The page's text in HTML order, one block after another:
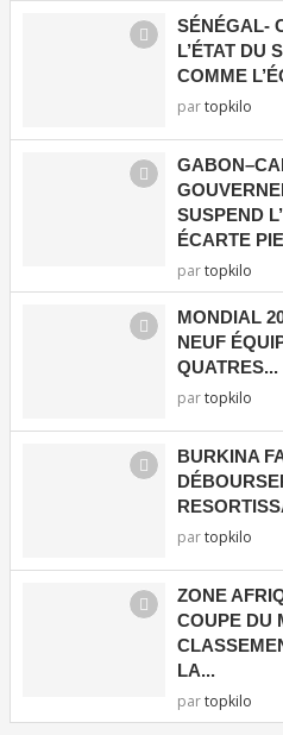
SÉNÉGAL-
L’ÉTAT DU
COMME
partopkilo
SUSPEND
ÉCARTE
partopkilo
MONDIAL
NEUF
QUATRES...
partopkilo
BURKINA
partopkilo
ZONE
COUPE DU
LA...
partopkilo